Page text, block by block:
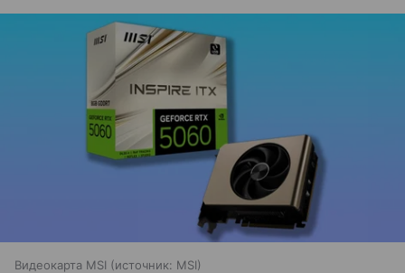
Видеокарта MSI источник: MSI